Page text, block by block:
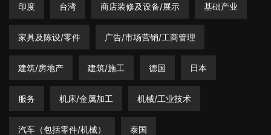
印度 台湾 商店装修及设备/展示 基础产业
家具及陈设/零件 广告/市场营销/工商管理
建筑/房地产 建筑/施工 德国 日本
服务 机床/金属加工 机械/工业技术
汽车（包括零件/机械） 泰国